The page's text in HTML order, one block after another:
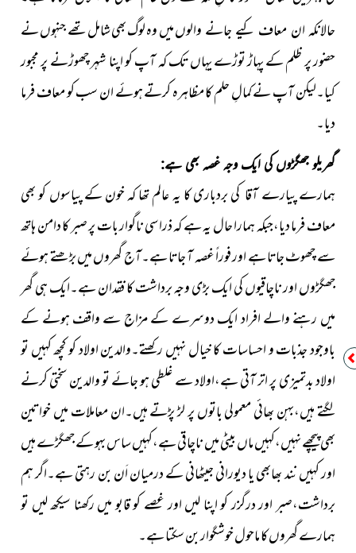
حالانکہ ان معاف کیے جانے والوںمیں وہ لوگ بھی شامل تھے جنہوں نے
حضور پر ظلم کے پہاڑ توڑے یہاں تک کہ آپ کو اپنا شہر چھوڑنے پر مجبور
کیا۔لیکن آپ نے کمالِ حلم کا مظاہرہ کرتے ہوئے ان سب کو معاف فرما
دیا۔
گھریلو جھگڑوں کی ایک وجہ غصہ بھی ہے:
ہمارے پیارے آقا کی بردباری کا یہ عالم تھا کہ خون کے پیاسوں کو بھی
معاف فرما دیا،جبکہ ہمارا حال یہ ہے کہ ذرا سی ناگوار بات پر صبر کا دامن ہاتھ
سےچھوٹ جاتا ہے اور فوراً غصہ آ جاتا ہے۔آج گھروں میں بڑھتے ہوئے
جھگڑوں اور ناچاقیوں کی ایک بڑی وجہ برداشت کا فقدانہے۔ایک ہی گھر
میں رہنے والے افراد ایک دوسرے کے مزاجسے واقف ہونے کے
باوجود جذبات و احساسات کا خیال نہیں رکھتے۔والدین اولاد کو کچھ کہیں تو
اولاد بدتمیزی پر اتر آتی ہے،اولاد سے غلطی ہو جائے تو والدین سختی کرنے
لگتے ہیں،بہن بھائیمعمولی باتوں پر لڑ پڑتے ہیں۔ان معاملات میں خواتین
بھی پیچھےنہیں،کہیں ماں بیٹی میں ناچاقی ہے،کہیں ساس بہو کے جھگڑےہیں
اور کہیں نند بھابھی یا دیورانی جیٹھانی کے درمیان اَن بن رہتیہے۔اگر ہم
برداشت،صبر اور درگزر کو اپنا لیں اور غصے کو قابو میںرکھنا سیکھ لیں تو
ہمارے گھروں کا ماحول خوشگوار بن سکتا ہے۔